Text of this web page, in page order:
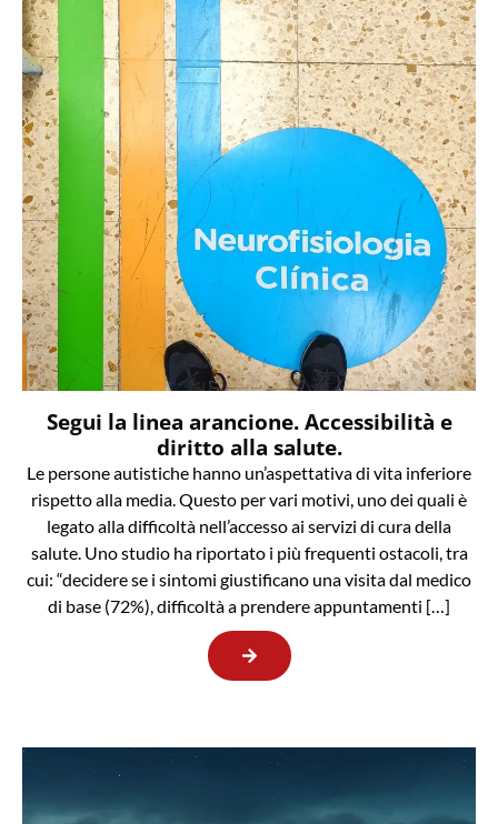
Segui la linea arancione. Accessibilità e
diritto alla salute.
Le persone autistiche hanno un’aspettativa di vita inferiore
rispetto alla media. Questo per vari motivi, uno dei quali è
legato alla difficoltà nell’accesso ai servizi di cura della
salute. Uno studio ha riportato i più frequenti ostacoli, tra
cui: “decidere se i sintomi giustificano una visita dal medico
di base (72%), difficoltà a prendere appuntamenti […]